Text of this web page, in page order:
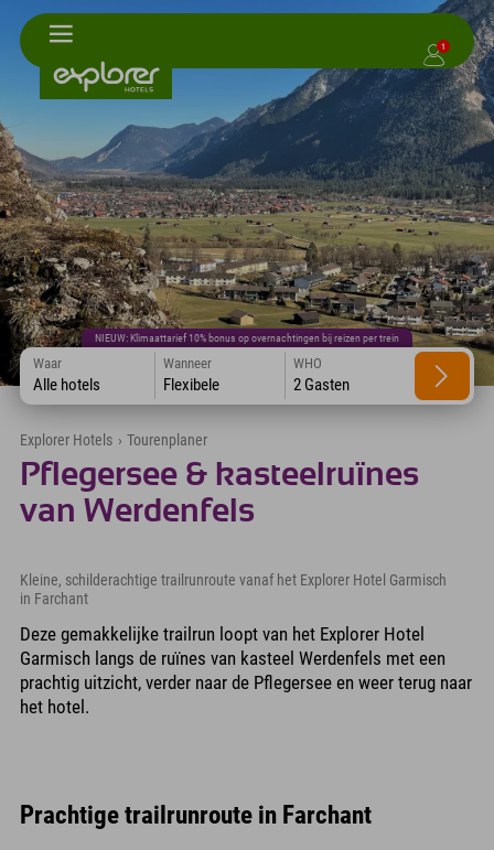
1
NIEUW: Klimaattarief 10% bonus op overnachtingen bij reizen per trein
Waar
Alle hotels
Wanneer
Flexibele
WHO
2 Gasten
Explorer Hotels › Tourenplaner
Pflegersee & kasteelruïnes
van Werdenfels
Kleine, schilderachtige trailrunroute vanaf het Explorer Hotel Garmisch
in Farchant
Deze gemakkelijke trailrun loopt van het Explorer Hotel
Garmisch langs de ruïnes van kasteel Werdenfels met een
prachtig uitzicht, verder naar de Pflegersee en weer terug naar
het hotel.
Prachtige trailrunroute in Farchant